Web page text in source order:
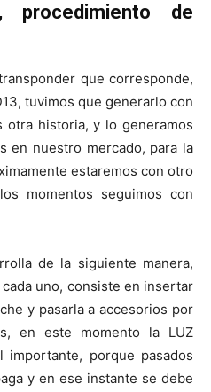
procedimiento de
que corresponde,
tuvimos que generarlo con
otra historia, y lo generamos
en nuestro mercado, para la
estaremos con otro
momentos seguimos con
de la siguiente manera,
uno, consiste en insertar
y pasarla a accesorios por
en este momento la LUZ
importante, porque pasados
y en ese instante se debe